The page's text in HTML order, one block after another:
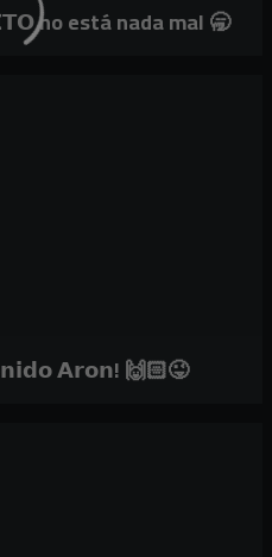
no está nada mal 🥱
𝗔𝗿𝗼𝗻! 🙌🏻😜